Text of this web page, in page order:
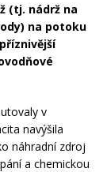
(tj. nádrž na
na potoku
v
navýšila
náhradní zdroj
a chemickou